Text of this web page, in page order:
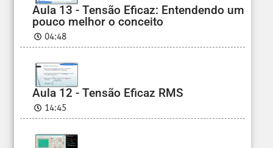
Aula 13 - Tensão Eficaz: Entendendo um
pouco melhor o conceito
04:48
Aula 12 - Tensão Eficaz RMS
14:45